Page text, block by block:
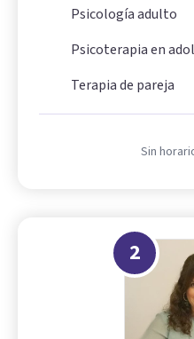
Psicología adulto
Psicoterapia en
Terapia de pareja
Sin
2